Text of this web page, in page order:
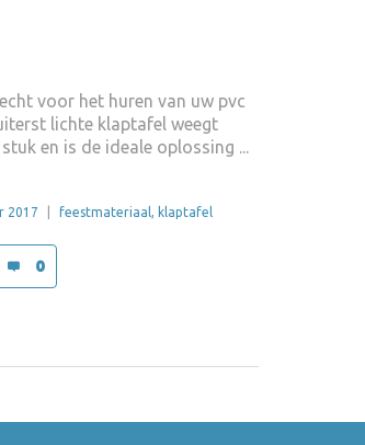
voor het huren van uw pvc
lichte klaptafel weegt
en is de ideale oplossing ...
2017 feestmateriaal, klaptafel
0